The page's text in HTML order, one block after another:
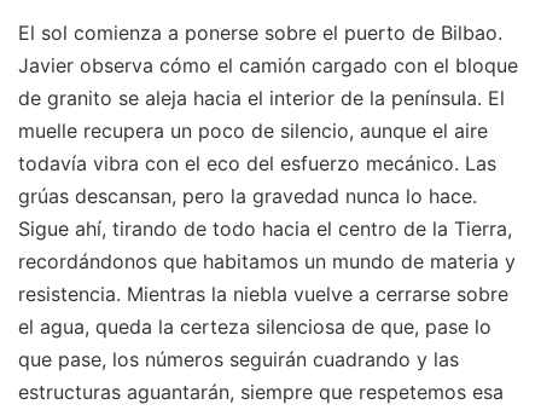
El sol comienza a ponerse sobre el puerto de Bilbao.
Javier observa cómo el camión cargado con el bloque
de granito se aleja hacia el interior de la península. El
muelle recupera un poco de silencio, aunque el aire
todavía vibra con el eco del esfuerzo mecánico. Las
grúas descansan, pero la gravedad nunca lo hace.
Sigue ahí, tirando de todo hacia el centro de la Tierra,
recordándonos que habitamos un mundo de materia y
resistencia. Mientras la niebla vuelve a cerrarse sobre
el agua, queda la certeza silenciosa de que, pase lo
que pase, los números seguirán cuadrando y las
estructuras aguantarán, siempre que respetemos esa